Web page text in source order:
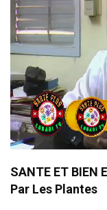
SANTE ET BIEN
Par Les Plantes